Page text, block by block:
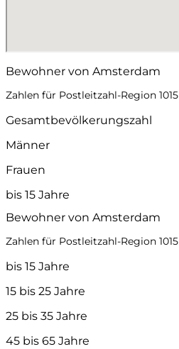
Bewohner von Amsterdam
Zahlen für Postleitzahl-Region 1015
Gesamtbevölkerungszahl
Männer
Frauen
bis 15 Jahre
Bewohner von Amsterdam
Zahlen für Postleitzahl-Region 1015
bis 15 Jahre
15 bis 25 Jahre
25 bis 35 Jahre
45 bis 65 Jahre